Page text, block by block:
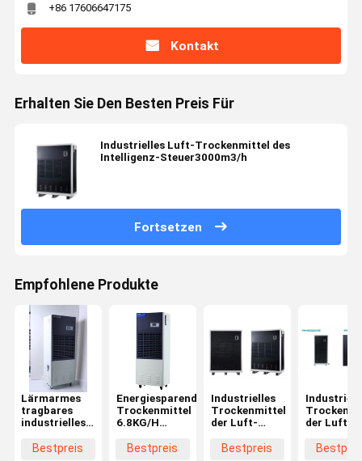
+86 17606647175
Kontakt
Erhalten Sie Den Besten Preis Für
Industrielles Luft-Trockenmittel des
Intelligenz-Steuer3000m3/h
Fortsetzen
Empfohlene Produkte
Lärmarmes
tragbares
industrielles
1200m3/H
Bestpreis
Energiesparendes
Trockenmittel
6.8KG/H
Labor
Bestpreis
Industrielles
Trockenmittel
der Luft-
Bestpreis
der Luft-